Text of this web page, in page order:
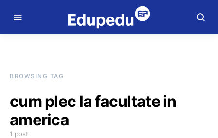
BROWSING TAG
cum plec la facultate in
america
1 post